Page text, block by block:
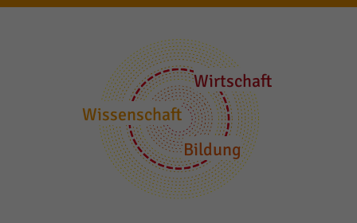
Wirtschaft
Wissenschaft
Bildung